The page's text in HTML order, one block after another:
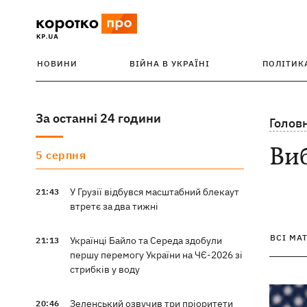
НОВИНИ ВІЙНА В УКРАЇНІ
За останні 24 години
5 серпня
21:43
У Грузії відбувся масштабний блекаут
втретє за два тижні
21:13
Українці Байло та Середа здобули
першу перемогу України на ЧЄ-2026 зі
стрибків у воду
20:46
Зеленський озвучив три пріоритети
ВСІ